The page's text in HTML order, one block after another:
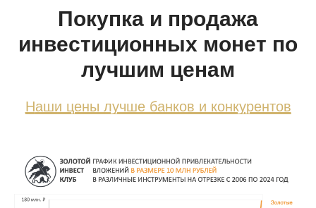
Покупка и продажа
инвестиционных монет по
лучшим ценам
Наши цены лучше банков и конкурентов